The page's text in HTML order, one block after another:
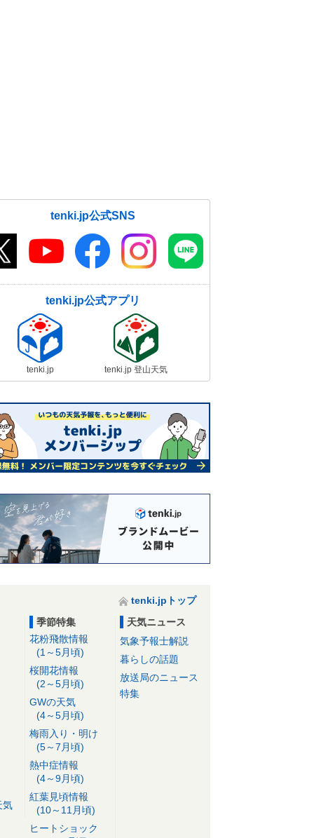
tenki.jp公式SNS
tenki.jp公式アプリ
tenki.jp tenki.jp 登山天気
tenki.jpトップ
気
季節特集
花粉飛散情報
(1～5月頃)
桜開花情報
(2～5月頃)
GWの天気
(4～5月頃)
梅雨入り・明け
(5～7月頃)
熱中症情報
(4～9月頃)
紅葉見頃情報
(10～11月頃)
ヒートショック
天気ニュース
気象予報士解説
暮らしの話題
放送局のニュース
特集